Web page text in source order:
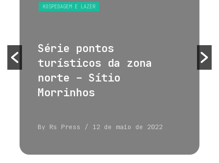
HOSPEDAGEM E LAZER
Série pontos
turísticos da zona
norte – Sítio
Morrinhos
By Rs Press / 12 de maio de 2022